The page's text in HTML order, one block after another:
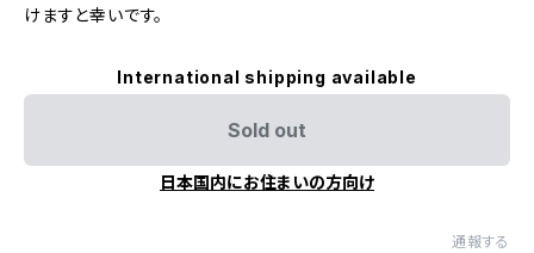
けますと幸いです。
International shipping available
Sold out
日本国内にお住まいの方向け
通報する